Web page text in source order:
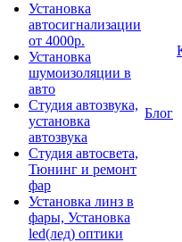
Установка
автосигнализации
от 4000р.
Установка
шумоизоляции в
авто
Студия автозвука,
установка
автозвука
Студия автосвета,
Тюнинг и ремонт
фар
Установка линз в
фары, Установка
led(лед) оптики
Блог